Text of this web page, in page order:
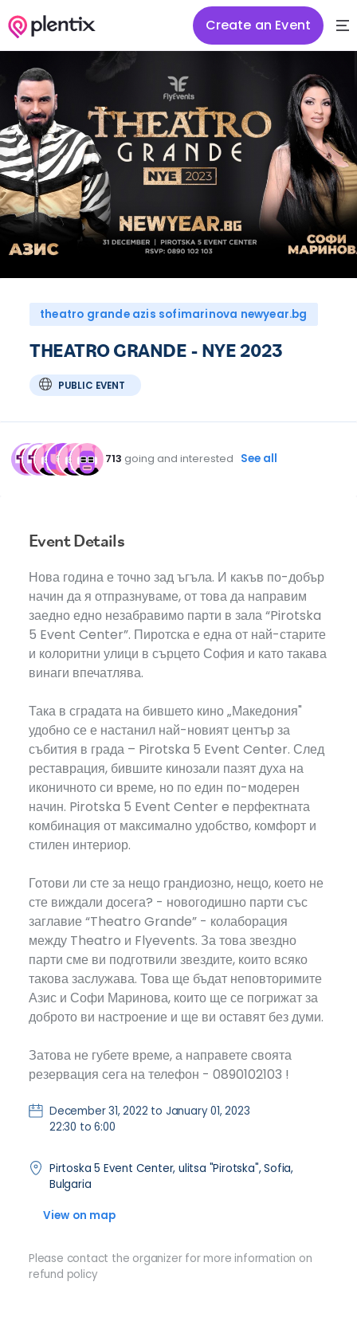
Create an Event
theatro grande azis sofimarinova newyear.bg
THEATRO GRANDE - NYE 2023
PUBLIC EVENT
713 going and interested See all
Event Details
Нова година е точно зад ъгъла. И какъв по-добър
начин да я отпразнуваме, от това да направим
заедно едно незабравимо парти в зала “Pirotska
5 Event Center”. Пиротска е една от най-старите
и колоритни улици в сърцето София и като такава
винаги впечатлява.
Така в сградата на бившето кино „Македония"
удобно се е настанил най-новият център за
събития в града – Pirotska 5 Event Center. След
реставрация, бившите кинозали пазят духа на
иконичното си време, но по един по-модерен
начин. Pirotska 5 Event Center e перфектната
комбинация от максимално удобство, комфорт и
стилен интериор.
Готови ли сте за нещо грандиозно, нещо, което не
сте виждали досега? - новогодишно парти със
заглавие “Theatro Grande” - колаборация
между Theatro и Flyevents. За това звездно
парти сме ви подготвили звездите, които всяко
такова заслужава. Това ще бъдат неповторимите
Азис и Софи Маринова, които ще се погрижат за
доброто ви настроение и ще ви оставят без думи.
Затова не губете време, а направете своята
резервация сега на телефон - 0890102103 !
December 31, 2022 to January 01, 2023
22:30 to 6:00
Pirtoska 5 Event Center, ulitsa "Pirotska", Sofia,
Bulgaria
View on map
Please contact the organizer for more information on
refund policy